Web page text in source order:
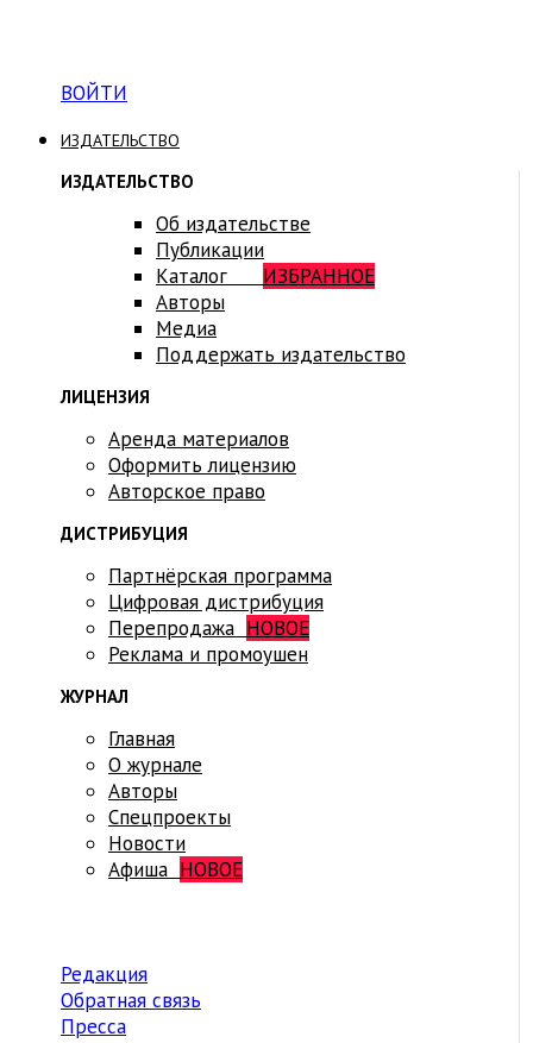
ВОЙТИ
ИЗДАТЕЛЬСТВО
ИЗДАТЕЛЬСТВО
Об издательстве
Публикации
Каталог ИЗБРАННОЕ
Авторы
Медиа
Поддержать издательство
ЛИЦЕНЗИЯ
Аренда материалов
Оформить лицензию
Авторское право
ДИСТРИБУЦИЯ
Партнёрская программа
Цифровая дистрибуция
Перепродажа НОВОЕ
Реклама и промоушен
ЖУРНАЛ
Главная
О журнале
Авторы
Спецпроекты
Новости
Афиша НОВОЕ
Редакция
Обратная связь
Пресса